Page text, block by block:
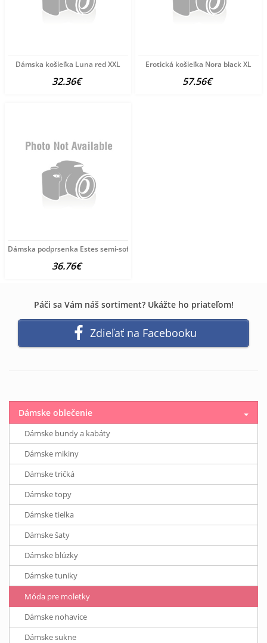
Dámska košieľka Luna red XXL
32.36€
Erotická košieľka Nora black XL
57.56€
Dámska podprsenka Estes semi-soft
36.76€
Páči sa Vám náš sortiment? Ukážte ho priateľom!
Zdieľať na Facebooku
Dámske oblečenie
Dámske bundy a kabáty
Dámske mikiny
Dámske tričká
Dámske topy
Dámske tielka
Dámske šaty
Dámske blúzky
Dámske tuniky
Móda pre moletky
Dámske nohavice
Dámske sukne